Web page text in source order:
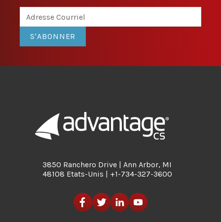
S'ABONNER
3850 Ranchero Drive | Ann Arbor, MI
48108 Etats-Unis | +1-734-327-3600